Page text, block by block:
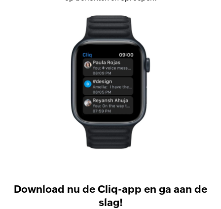
Download nu de Cliq-app en ga aan de
slag!